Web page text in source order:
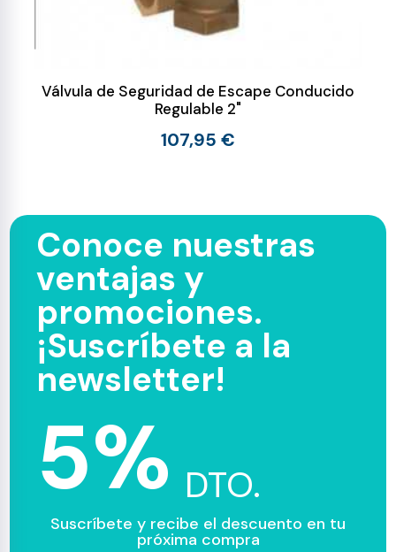
Válvula de Seguridad de Escape Conducido
Regulable 2"
107,95 €
Conoce nuestras
ventajas y
promociones.
¡Suscríbete a la
newsletter!
5% DTO.
Suscríbete y recibe el descuento en tu
próxima compra